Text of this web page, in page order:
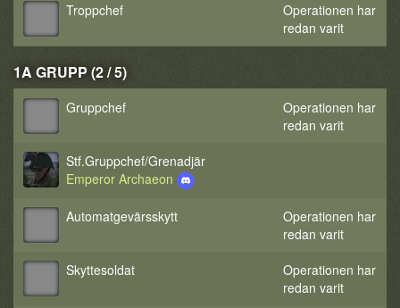
Troppchef
Operationen har
redan varit
1A GRUPP (2 / 5)
Gruppchef
Operationen har
redan varit
Stf.Gruppchef/Grenadjär
Emperor Archaeon
Automatgevärsskytt
Operationen har
redan varit
Skyttesoldat
Operationen har
redan varit